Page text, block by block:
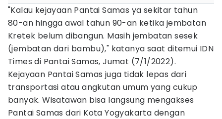
"Kalau kejayaan Pantai Samas ya sekitar tahun
80-an hingga awal tahun 90-an ketika jembatan
Kretek belum dibangun. Masih jembatan sesek
(jembatan dari bambu)," katanya saat ditemui IDN
Times di Pantai Samas, Jumat (7/1/2022).
Kejayaan Pantai Samas juga tidak lepas dari
transportasi atau angkutan umum yang cukup
banyak. Wisatawan bisa langsung mengakses
Pantai Samas dari Kota Yogyakarta dengan